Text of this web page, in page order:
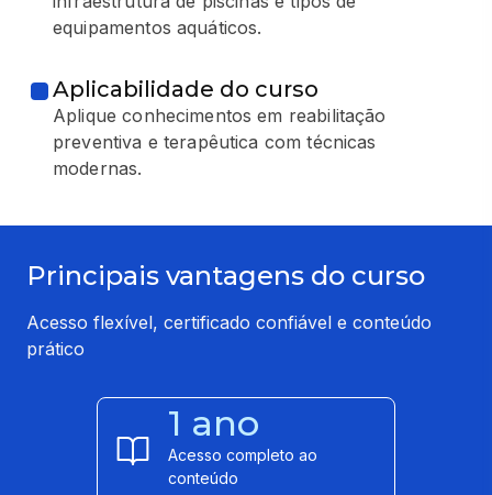
equipamentos aquáticos.
Aplicabilidade do curso
Aplique conhecimentos em reabilitação
preventiva e terapêutica com técnicas
modernas.
Principais vantagens do curso
Acesso flexível, certificado confiável e conteúdo
prático
1 ano
Acesso completo ao
conteúdo